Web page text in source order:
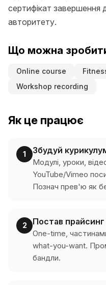
сертифікат завершення
авторитету.
Що можна
Online course
Workshop recording
Як це працює
1 Збудуй
Модулі, уроки,
YouTube/Vimeo
Познач прев'ю як
2 Постав прайсинг
One-time,
what-you-want.
бандли.